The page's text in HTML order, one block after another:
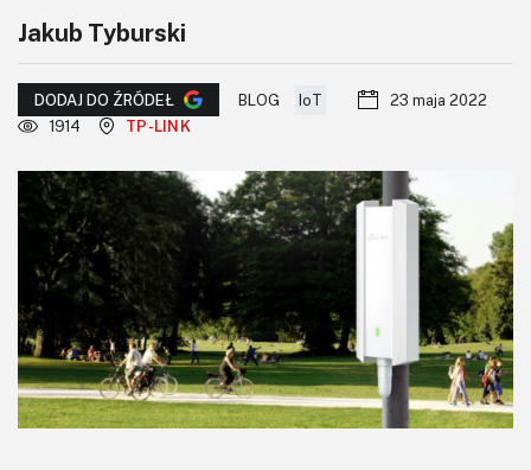
KITy AVT
Kontakt
Newsletter
Magazyny
Archiwum
Do pobrania
Jakub Tyburski
DODAJ DO ŹRÓDEŁ BLOG IoT
23 maja 2022
1914
TP-LINK